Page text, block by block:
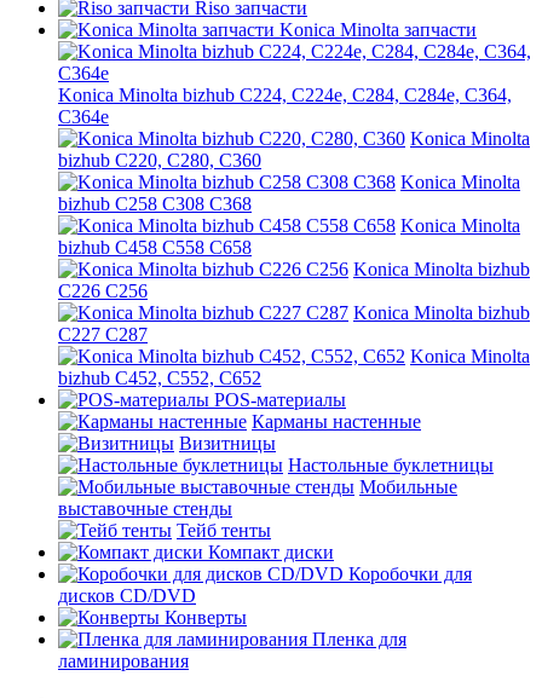
Riso запчасти
Konica Minolta запчасти
Konica Minolta bizhub C224, C224e, C284, C284e, C364,
C364e
Konica Minolta
bizhub C220, C280, C360
Konica Minolta
bizhub C258 C308 C368
Konica Minolta
bizhub C458 C558 C658
Konica Minolta bizhub
C226 C256
Konica Minolta bizhub
C227 C287
Konica Minolta
bizhub C452, C552, C652
POS-материалы
Карманы настенные
Визитницы
Настольные буклетницы
Мобильные
выставочные стенды
Тейб тенты
Компакт диски
Коробочки для
дисков CD/DVD
Конверты
Пленка для
ламинирования